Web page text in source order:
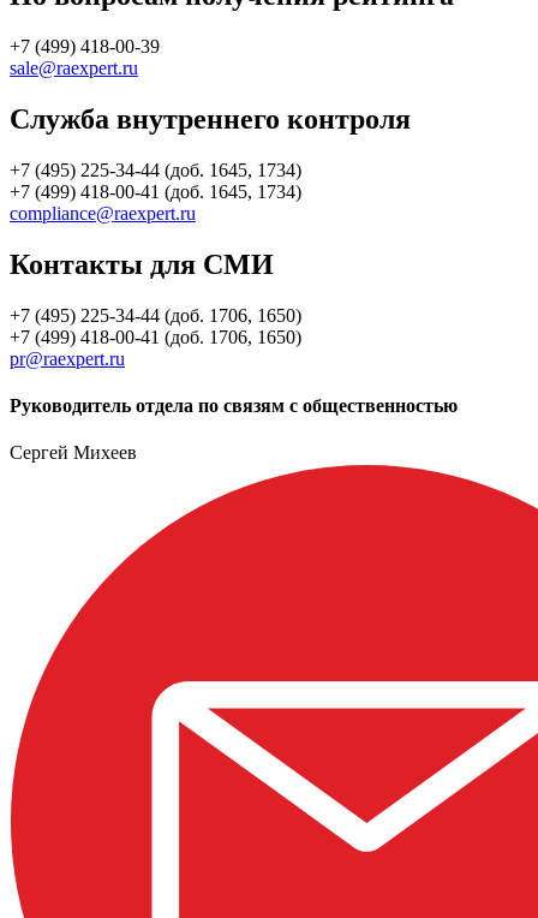
+7 (499) 418-00-39
sale@raexpert.ru
Служба внутреннего контроля
+7 (495) 225-34-44 (доб. 1645, 1734)
+7 (499) 418-00-41 (доб. 1645, 1734)
compliance@raexpert.ru
Контакты для СМИ
+7 (495) 225-34-44 (доб. 1706, 1650)
+7 (499) 418-00-41 (доб. 1706, 1650)
pr@raexpert.ru
Руководитель отдела по связям с общественностью
Сергей Михеев